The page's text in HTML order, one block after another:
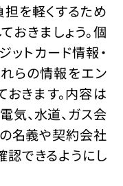
を軽くするため
おきましょう。個
ットカード情報・
らの情報をエン
おきます。内容は
気、水道、ガス会
名義や契約会社
認できるようにし